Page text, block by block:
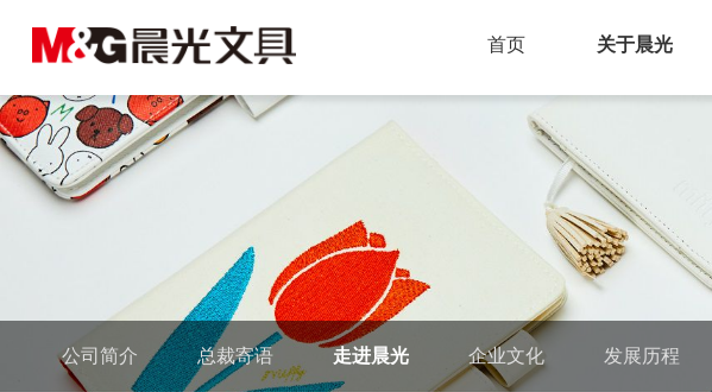
首页 关于晨光
公司简介 总裁寄语 走进晨光 企业文化 发展历程